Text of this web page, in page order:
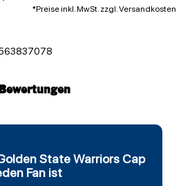
*Preise inkl. MwSt. zzgl. Versandkosten
Bewertungen
State Warriors Cap
Fan ist